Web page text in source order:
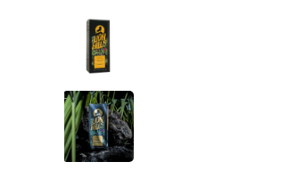
Bildergalerie überspringen